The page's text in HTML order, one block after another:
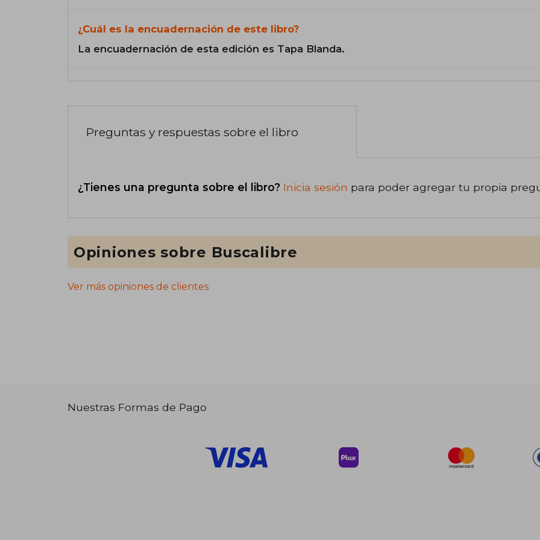
¿Cuál es la encuadernación de este libro?
La encuadernación de esta edición es Tapa Blanda.
Preguntas y respuestas sobre el libro
¿Tienes una pregunta sobre el libro? Inicia sesión para poder agregar tu propia
Opiniones sobre Buscalibre
Ver más opiniones de clientes
Nuestras Formas de Pago